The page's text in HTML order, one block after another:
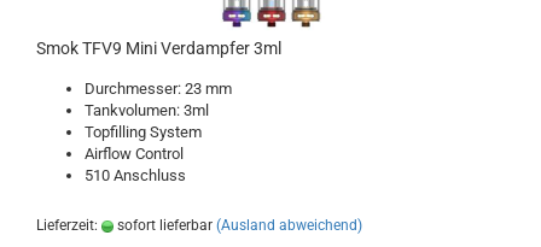
Smok TFV9 Mini Verdampfer 3ml
Durchmesser: 23 mm
Tankvolumen: 3ml
Topfilling System
Airflow Control
510 Anschluss
Lieferzeit: sofort lieferbar (Ausland abweichend)